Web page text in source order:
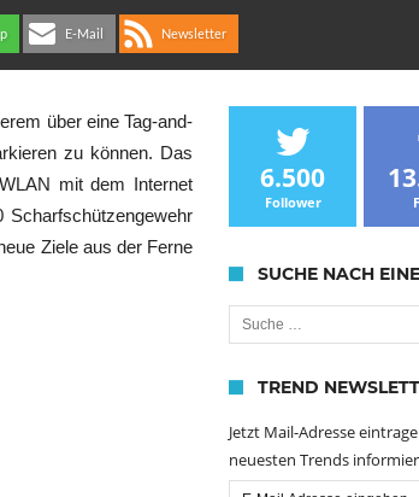
E-Mail Newsletter
über eine Tag-and-
zu können. Das
mit dem Internet
Ziele aus der Ferne
6.500
Follower
SUCHE NACH
Suche nach:
TREND
Jetzt Mail-Adresse
neuesten Trends
Email